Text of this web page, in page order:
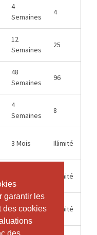
garantir les
des cookies
garantir les
des cookies
4
Semaines
4
12
Semaines
25
48
Semaines
96
4
Semaines
8
3 Mois Illimité
Illimité
1 Mois Illimité